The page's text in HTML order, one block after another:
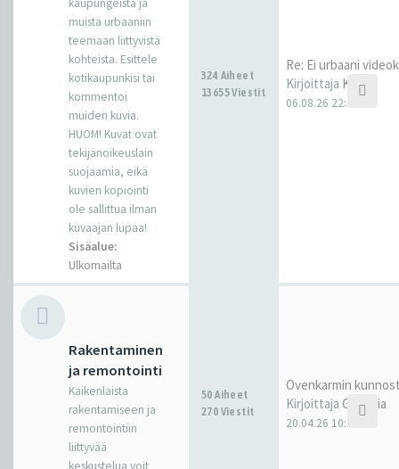
kaupungeista ja
muista urbaaniin
teemaan liittyvistä
kohteista. Esittele
kotikaupunkisi tai
kommentoi
muiden kuvia.
HUOM! Kuvat ovat
tekijänoikeuslain
suojaamia, eikä
kuvien kopiointi
ole sallittua ilman
kuvaajan lupaa!
Sisäalue:
Ulkomailta
324 Aiheet
13655 Viestit
Re: Ei urbaani
Kirjoittaja Kantti
06.08.26 22:32
Rakentaminen
ja remontointi
Kaikenlaista
rakentamiseen ja
remontointiin
liittyvää
keskustelua voit
50 Aiheet
270 Viestit
Ovenkarmin
Kirjoittaja Gandhia
20.04.26 10:10